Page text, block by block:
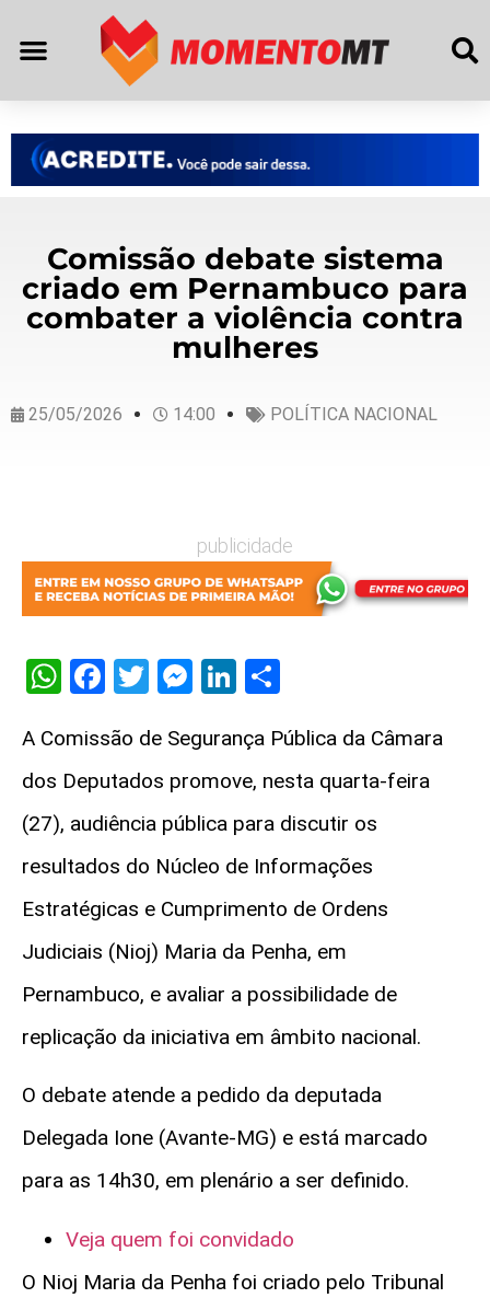
Comissão debate sistema
criado em Pernambuco para
combater a violência contra
mulheres
25/05/2026 14:00 POLÍTICA NACIONAL
publicidade
WhatsApp
Facebook
Twitter
Messenger
LinkedIn
A Comissão de Segurança Pública da Câmara
dos Deputados promove, nesta quarta-feira
(27), audiência pública para discutir os
resultados do Núcleo de Informações
Estratégicas e Cumprimento de Ordens
Judiciais (Nioj) Maria da Penha, em
Pernambuco, e avaliar a possibilidade de
replicação da iniciativa em âmbito nacional.
O debate atende a pedido da deputada
Delegada Ione (Avante-MG) e está marcado
para as 14h30, em plenário a ser definido.
Veja quem foi convidado
O Nioj Maria da Penha foi criado pelo Tribunal